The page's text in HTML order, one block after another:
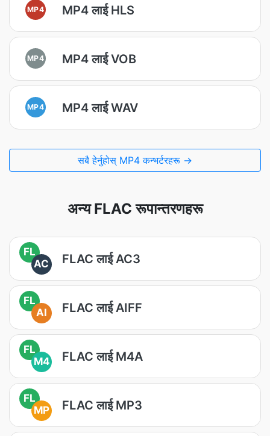
MP4 MP4 लाई HLS
MP4 MP4 लाई VOB
MP4 MP4 लाई WAV
सबै हेर्नुहोस् MP4 कन्भर्टरहरू →
अन्य FLAC रूपान्तरणहरू
FL
AC
FLAC लाई AC3
FL
AI
FLAC लाई AIFF
FL
M4
FLAC लाई M4A
FL
MP
FLAC लाई MP3